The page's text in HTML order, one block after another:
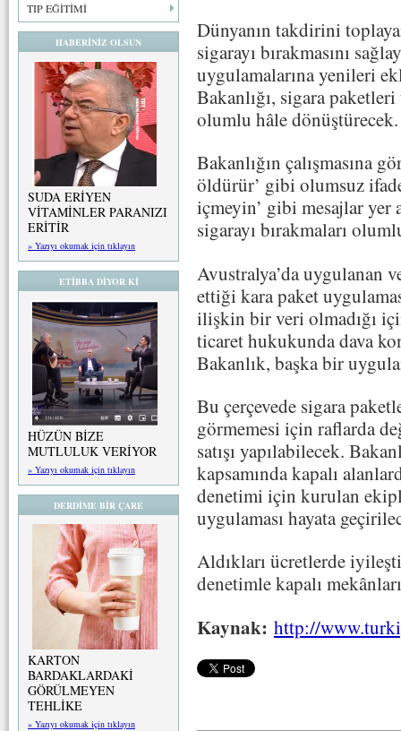
TIP EĞİTİMİ
HABERİNİZ OLSUN
SUDA ERİYEN
VİTAMİNLER PARANIZI
ERİTİR
» Yazıyı okumak için tıklayın
ETİBBA DİYOR Kİ
HÜZÜN BİZE
MUTLULUK VERİYOR
» Yazıyı okumak için tıklayın
DERDİME BİR ÇARE
KARTON
BARDAKLARDAKİ
GÖRÜLMEYEN
TEHLİKE
» Yazıyı okumak için tıklayın
Dünyanın takdirini
sigarayı bırakmasını
uygulamalarına yenileri
Bakanlığı, sigara
olumlu hâle dönüştürecek.
Bakanlığın çalışmasına
öldürür’ gibi olumsuz
içmeyin’ gibi mesajlar yer
sigarayı bırakmaları
Avustralya’da uygulanan
ettiği kara paket
ilişkin bir veri olmadığı
ticaret hukukunda dava
Bakanlık, başka bir
Bu çerçevede sigara
görmemesi için raflarda
satışı yapılabilecek.
kapsamında kapalı
denetimi için kurulan
uygulaması hayata
Aldıkları ücretlerde
denetimle kapalı
Kaynak: http://